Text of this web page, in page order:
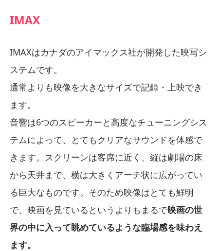
IMAX
IMAXはカナダのアイマックス社が開発した映写シ
ステムです。
通常よりも映像を大きなサイズで記録・上映でき
ます。
音響は6つのスピーカーと高度なチューニングシス
テムによって、とてもクリアなサウンドを体感で
きます。スクリーンは客席に近く、縦は劇場の床
から天井まで、横は大きくアーチ状に広がってい
る巨大なものです。そのため映像はとても鮮明
で、映画を見ているというよりもまるで映画の世
界の中に入って眺めているような臨場感を味わえ
ます。